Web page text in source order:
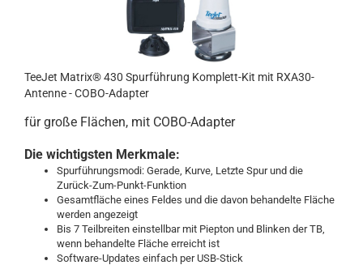
TeeJet Matrix® 430 Spurführung Komplett-Kit mit RXA30-
Antenne - COBO-Adapter
für große Flächen, mit COBO-Adapter
Die wichtigsten Merkmale:
Spurführungsmodi: Gerade, Kurve, Letzte Spur und die
Zurück-Zum-Punkt-Funktion
Gesamtfläche eines Feldes und die davon behandelte Fläche
werden angezeigt
Bis 7 Teilbreiten einstellbar mit Piepton und Blinken der TB,
wenn behandelte Fläche erreicht ist
Software-Updates einfach per USB-Stick